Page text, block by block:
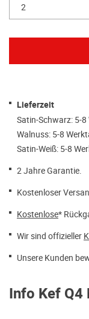
2
Lieferzeit
Satin-Schwarz: 5-
Walnuss: 5-8
Satin-Weiß: 5-8
2 Jahre Garantie.
Kostenloser
Kostenlose*
Wir sind offizieller
Unsere Kunden
Info Kef Q4